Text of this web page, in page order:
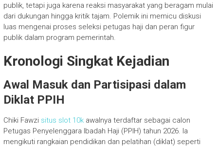
publik, tetapi juga karena reaksi masyarakat yang beragam mulai
dari dukungan hingga kritik tajam. Polemik ini memicu diskusi
luas mengenai proses seleksi petugas haji dan peran figur
publik dalam program pemerintah.
Kronologi Singkat Kejadian
Awal Masuk dan Partisipasi dalam
Diklat PPIH
Chiki Fawzi situs slot 10kawalnya terdaftar sebagai calon
Petugas Penyelenggara Ibadah Haji (PPIH) tahun 2026. Ia
mengikuti rangkaian pendidikan dan pelatihan (diklat) seperti